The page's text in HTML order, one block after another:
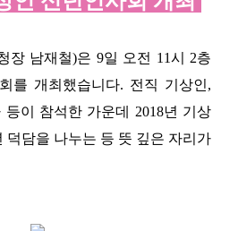
장 남재철)은 9일 오전 11시 2층
를 개최했습니다. 전직 기상인,
등이 참석한 가운데 2018년 기상
덕담을 나누는 등 뜻 깊은 자리가